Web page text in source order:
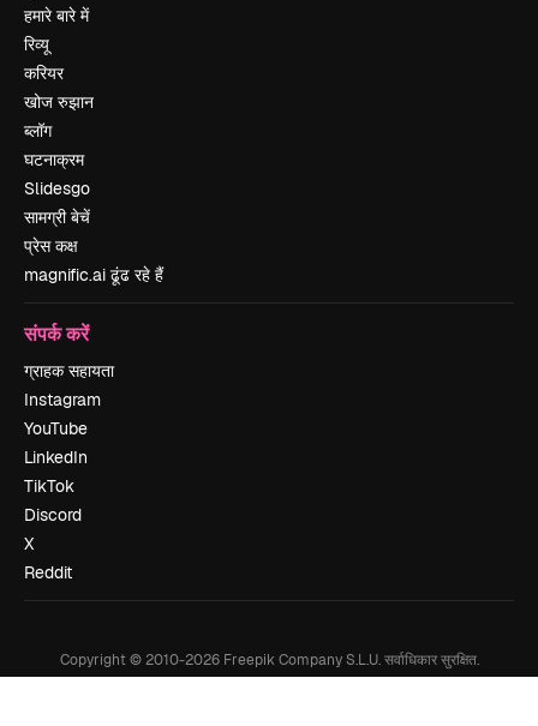
हमारे बारे में
रिव्यू
करियर
खोज रुझान
ब्लॉग
घटनाक्रम
Slidesgo
सामग्री बेचें
प्रेस कक्ष
magnific.ai ढूंढ रहे हैं
संपर्क करें
ग्राहक सहायता
Instagram
YouTube
LinkedIn
TikTok
Discord
X
Reddit
Copyright © 2010-2026Freepik Company S.L.U. सर्वाधिकार सुरक्षित.